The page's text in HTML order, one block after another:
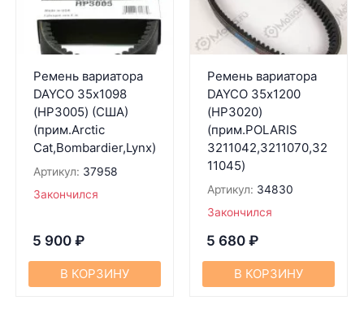
Ремень вариатора
DAYCO 35х1098
(HP3005) (США)
(прим.Arctic
Cat,Bombardier,Lynx)
Артикул: 37958
Закончился
5 900 ₽
В КОРЗИНУ
Ремень вариатора
DAYCO 35х1200
(HP3020)
(прим.POLARIS
3211042,3211070,32
11045)
Артикул: 34830
Закончился
5 680 ₽
В КОРЗИНУ